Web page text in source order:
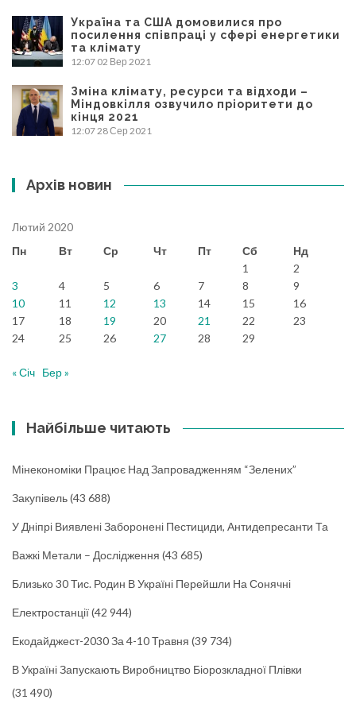
Україна та США домовилися про
посилення співпраці у сфері енергетики
та клімату
12:07 02 Вер 2021
Зміна клімату, ресурси та відходи –
Міндовкілля озвучило пріоритети до
кінця 2021
12:0728 Сер 2021
Архів новин
Лютий 2020
Пн
Вт Ср Чт Пт Сб
Нд
1
2
3
4 5 6 7 8
9
10
11 12 13 14 15
16
17
18 19 20 21 22
23
24
25 26 27 28 29
« Січ Бер »
Найбільше читають
Мінекономіки Працює Над Запровадженням “зелених”
Закупівель(43 688)
У Дніпрі Виявлені Заборонені Пестициди, Антидепресанти Та
Важкі Метали – Дослідження (43 685)
Близько 30 Тис. Родин В Україні Перейшли На Сонячні
Електростанції(42 944)
Екодайджест-2030 За 4-10 Травня (39 734)
В Україні Запускають Виробництво Біорозкладної Плівки
(31 490)